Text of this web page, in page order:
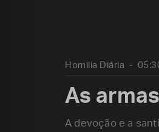
Homilia Diária
As
A devoção e a